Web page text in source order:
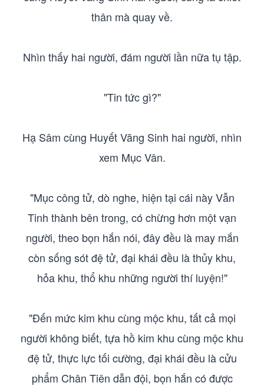
thân mà quay về.
Nhìn thấy hai người, đám người lần nữa tụ tập.
"Tin tức gì?"
Hạ Sâm cùng Huyết Vãng Sinh hai người, nhìn
xem Mục Vân.
"Mục công tử, dò nghe, hiện tại cái này Vẫn
Tinh thành bên trong, có chừng hơn một vạn
người, theo bọn hắn nói, đây đều là may mắn
còn sống sót đệ tử, đại khái đều là thủy khu,
hỏa khu, thổ khu những người thí luyện!"
"Đến mức kim khu cùng mộc khu, tất cả mọi
người không biết, tựa hồ kim khu cùng mộc khu
đệ tử, thực lực tối cường, đại khái đều là cửu
phẩm Chân Tiên dẫn đội, bọn hắn có được